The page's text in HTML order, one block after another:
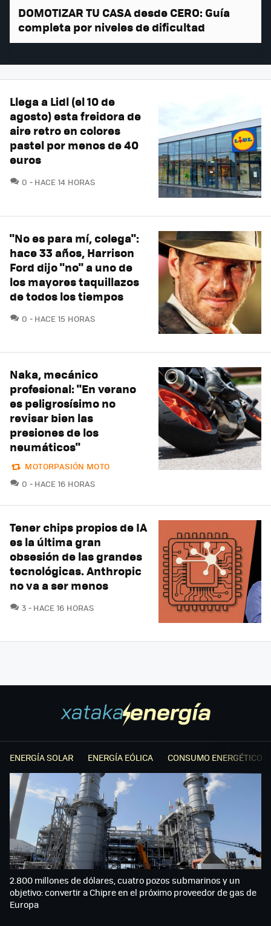
DOMOTIZAR TU CASA desde CERO: Guía
completa por niveles de dificultad
Llega a Lidl (el 10 de
agosto) esta freidora de
aire retro en colores
pastel por menos de 40
euros
0 COMENTARIOS
HACE 14 HORAS
"No es para mí, colega":
hace 33 años, Harrison
Ford dijo "no" a uno de
los mayores taquillazos
de todos los tiempos
0 COMENTARIOS
HACE 15 HORAS
Naka, mecánico
profesional: "En verano
es peligrosísimo no
revisar bien las
presiones de los
neumáticos"
MOTORPASIÓN MOTO
0 COMENTARIOS
HACE 16 HORAS
Tener chips propios de IA
es la última gran
obsesión de las grandes
tecnológicas. Anthropic
no va a ser menos
3 COMENTARIOS
HACE 16 HORAS
ENERGÍA SOLAR ENERGÍA EÓLICA CONSUMO ENERGÉTICO
2.800 millones de dólares, cuatro pozos submarinos y un
objetivo: convertir a Chipre en el próximo proveedor de gas de
Europa